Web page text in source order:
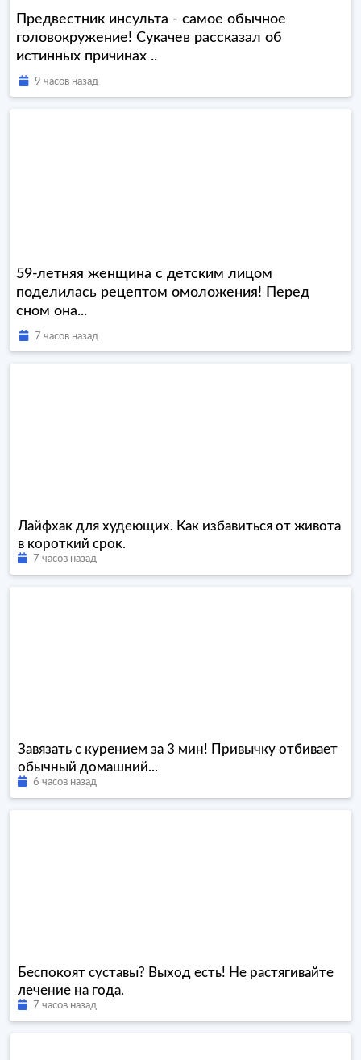
Предвестник инсульта - самое обычное
головокружение! Сукачев рассказал об
истинных причинах ..
9 часов назад
59-летняя женщина с детским лицом
поделилась рецептом омоложения! Перед
сном она...
7 часов назад
Лайфхак для худеющих. Как избавиться от живота
в короткий срок.
7 часов назад
Завязать с курением за 3 мин! Привычку отбивает
обычный домашний...
6 часов назад
Беспокоят суставы? Выход есть! Не растягивайте
лечение на года.
7 часов назад